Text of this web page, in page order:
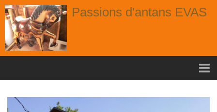
Passions d'antans EVAS
nouvelle arrivage aout